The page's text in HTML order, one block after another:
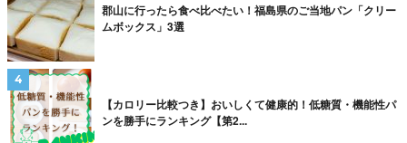
郡山に行ったら食べ比べたい！福島県のご当地パン「クリー
ムボックス」3選
【カロリー比較つき】おいしくて健康的！低糖質・機能性パ
ンを勝手にランキング【第2...